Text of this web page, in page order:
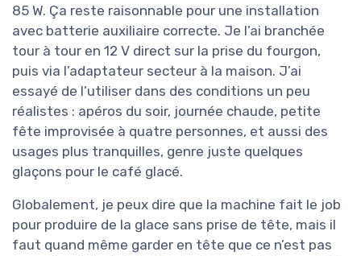
85 W. Ça reste raisonnable pour une installation
avec batterie auxiliaire correcte. Je l’ai branchée
tour à tour en 12 V direct sur la prise du fourgon,
puis via l’adaptateur secteur à la maison. J’ai
essayé de l’utiliser dans des conditions un peu
réalistes : apéros du soir, journée chaude, petite
fête improvisée à quatre personnes, et aussi des
usages plus tranquilles, genre juste quelques
glaçons pour le café glacé.
Globalement, je peux dire que la machine fait le job
pour produire de la glace sans prise de tête, mais il
faut quand même garder en tête que ce n’est pas